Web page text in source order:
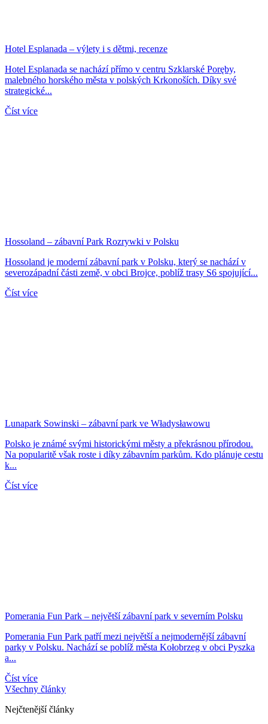
Hotel Esplanada – výlety i s dětmi, recenze
Hotel Esplanada se nachází přímo v centru Szklarské Poręby,
malebného horského města v polských Krkonoších. Díky své
strategické...
Číst více
Hossoland – zábavní Park Rozrywki v Polsku
Hossoland je moderní zábavní park v Polsku, který se nachází v
severozápadní části země, v obci Brojce, poblíž trasy S6 spojující...
Číst více
Lunapark Sowinski – zábavní park ve Władysławowu
Polsko je známé svými historickými městy a překrásnou přírodou.
Na popularitě však roste i díky zábavním parkům. Kdo plánuje cestu
k...
Číst více
Pomerania Fun Park – největší zábavní park v severním Polsku
Pomerania Fun Park patří mezi největší a nejmodernější zábavní
parky v Polsku. Nachází se poblíž města Kołobrzeg v obci Pyszka
a...
Číst více
Všechny články
Nejčtenější články